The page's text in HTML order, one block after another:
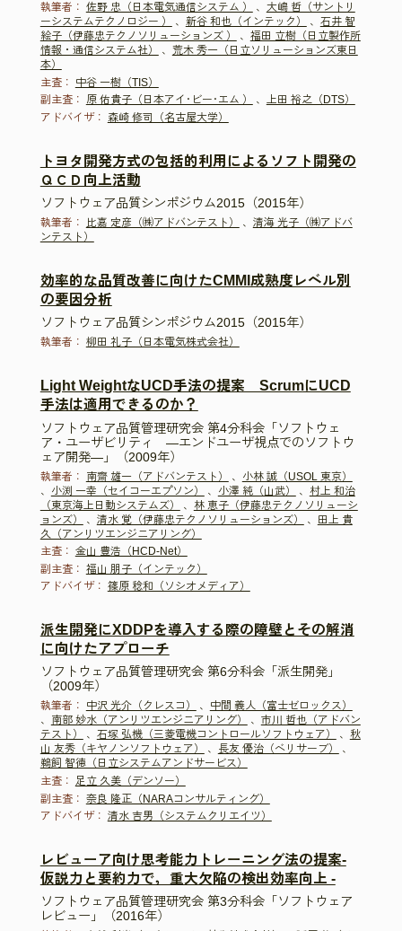
執筆者： 佐野 忠（日本電気通信システム ） 、 大嶋 哲（サントリ
ーシステムテクノロジー ）
、 新谷 和也（インテック） 、 石井 智
絵子（伊藤忠テクノソリューションズ ）
、 福田 立樹（日立製作所
情報・通信システム社）
、 荒木 秀一（日立ソリューションズ東日
本）
主査：
中谷 一樹（TIS）
副主査：
原 佑貴子（日本アイ･ビー･エム ） 、 上田 裕之（DTS）
アドバイザ： 森崎 修司（名古屋大学）
トヨタ開発方式の包括的利用によるソフト開発の
ＱＣＤ向上活動
ソフトウェア品質シンポジウム2015（2015年）
執筆者： 比嘉 定彦（㈱アドバンテスト） 、 清海 光子（㈱アドバ
ンテスト）
効率的な品質改善に向けたCMMI成熟度レベル別
の要因分析
ソフトウェア品質シンポジウム2015（2015年）
執筆者： 柳田 礼子（日本電気株式会社）
Light WeightなUCD手法の提案 ScrumにUCD
手法は適用できるのか？
ソフトウェア品質管理研究会 第4分科会「ソフトウェ
ア・ユーザビリティ ―エンドユーザ視点でのソフトウ
ェア開発―」（2009年）
執筆者： 南齋 雄一（アドバンテスト） 、 小林 誠（USOL 東京）
、 小渕 一幸（セイコーエプソン） 、 小澤 純（山武） 、 村上 和治
（東京海上日動システムズ）
、 林 恵子（伊藤忠テクノソリューシ
ョンズ）
、 清水 覚（伊藤忠テクノソリューションズ） 、 田上 貴
久（アンリツエンジニアリング）
主査： 金山 豊浩（HCD-Net）
副主査： 福山 朋子（インテック）
アドバイザ： 篠原 稔和（ソシオメディア）
派生開発にXDDPを導入する際の障壁とその解消
に向けたアプローチ
ソフトウェア品質管理研究会 第6分科会「派生開発」
（2009年）
執筆者： 中沢 光介（クレスコ） 、 中間 義人（富士ゼロックス）
、 南部 妙水（アンリツエンジニアリング） 、 市川 哲也（アドバン
テスト）
、 石塚 弘機（三菱電機コントロールソフトウェア） 、 秋
山 友秀（キヤノンソフトウェア）
、 長友 優治（ベリサーブ）
、
鵜飼 智徳（日立システムアンドサービス）
主査： 足立 久美（デンソー）
副主査： 奈良 隆正（NARAコンサルティング）
アドバイザ： 清水 吉男（システムクリエイツ）
レビューア向け思考能力トレーニング法の提案-
仮説力と要約力で，重大欠陥の検出効率向上 -
ソフトウェア品質管理研究会 第3分科会「ソフトウェア
レビュー」（2016年）